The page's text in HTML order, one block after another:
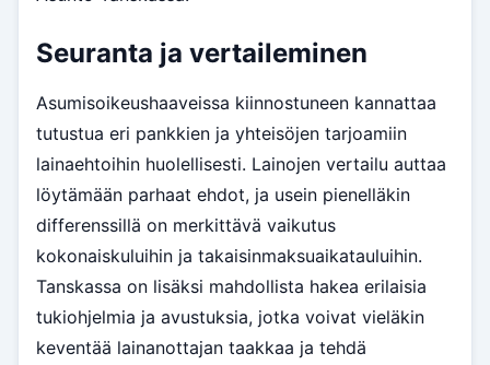
Seuranta ja vertaileminen
Asumisoikeushaaveissa kiinnostuneen kannattaa
tutustua eri pankkien ja yhteisöjen tarjoamiin
lainaehtoihin huolellisesti. Lainojen vertailu auttaa
löytämään parhaat ehdot, ja usein pienelläkin
differenssillä on merkittävä vaikutus
kokonaiskuluihin ja takaisinmaksuaikatauluihin.
Tanskassa on lisäksi mahdollista hakea erilaisia
tukiohjelmia ja avustuksia, jotka voivat vieläkin
keventää lainanottajan taakkaa ja tehdä